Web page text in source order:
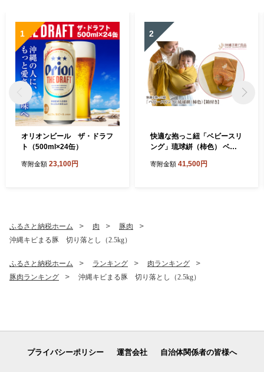
1
オリオンビール ザ・ドラフ
ト（500ml×24缶）
寄附金額 23,100円
2
快適な抱っこ紐「ベビースリ
ング」琉球絣（柿色） ベビ
寄附金額 41,500円
ふるさと納税ホーム 肉
豚肉
沖縄キビまる豚 切り落とし（2.5kg）
ふるさと納税ホーム ランキング
肉ランキング
豚肉ランキング
沖縄キビまる豚 切り落とし（2.5kg）
プライバシーポリシー 運営会社 自治体関係者の皆様へ